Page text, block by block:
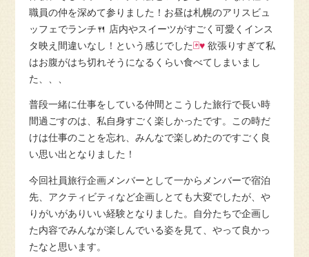
職員の仲を深めて参りました！お昼は札幌のアリスビュ
ッフェでランチ 🍴 店内やスイーツがすごく可愛くインス
タ映え間違いなし！という感じでした 🃏♥ 欲張りすぎて私
はお腹がはち切れそうになるくらい食べてしまいまし
た、、、
普段一緒に仕事をしている仲間とこうした旅行で長い時
間過ごすのは、私自身すごく楽しかったです。この時だ
けは仕事のことを忘れ、みんなで楽しめたのですごく良
い思い出となりました！
今回社員旅行企画メンバーとして一からメンバーで宿泊
先、アクティビティなど企画しとても大変でしたが、や
りがいがありいい経験となりました。自分たちで企画し
た内容でみんなが楽しんでいる姿を見て、やって良かっ
たなと思います。